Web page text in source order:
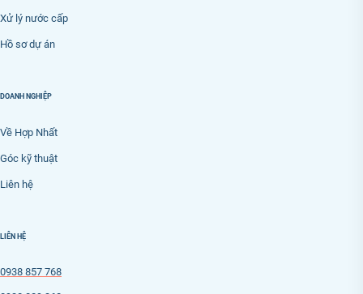
Xử lý nước cấp
Hồ sơ dự án
DOANH NGHIỆP
Về Hợp Nhất
Góc kỹ thuật
Liên hệ
LIÊN HỆ
0938 857 768